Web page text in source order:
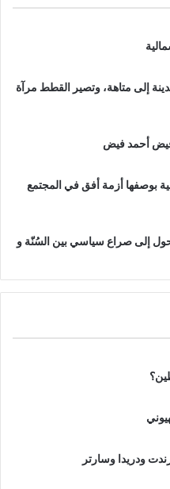
إلى متاهة، وتصير القطط مرآة
أحمد فيض
بوصفها أزمة أفق في المجتمع
إلى صراع سياسي بين السُنّة و
ودريدا وسارتر